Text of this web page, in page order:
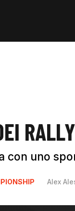
con uno
Alex